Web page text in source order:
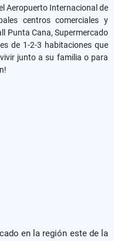
Aeropuerto Internacional de
centros comerciales y
Punta Cana, Supermercado
de 1-2-3 habitaciones que
junto a su familia o para
en la región este de la